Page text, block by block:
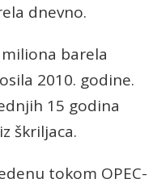
dnevno.
barela
2010. godine.
15 godina
škriljaca.
tokom OPEC-